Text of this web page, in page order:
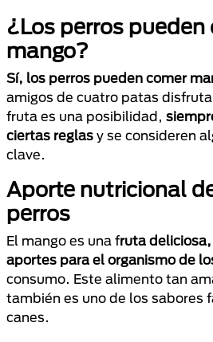
¿Los perros pueden
mango?
Sí, los perros pueden comer
amigos de cuatro patas
fruta es una posibilidad,
ciertas reglas y se consideren
clave.
Aporte nutricional
perros
El mango es una fruta
aportes para el organismo de
consumo. Este alimento tan
también es uno de los sabores
canes.